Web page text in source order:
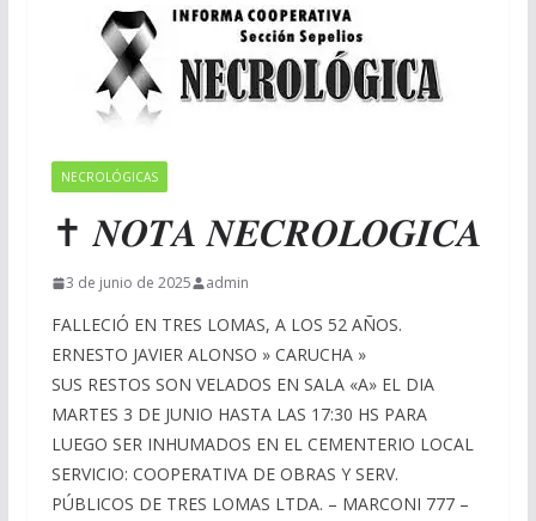
NECROLÓGICAS
✝ 𝑵𝑶𝑻𝑨 𝑵𝑬𝑪𝑹𝑶𝑳𝑶𝑮𝑰𝑪𝑨
3 de junio de 2025 admin
FALLECIÓ EN TRES LOMAS, A LOS 52 AÑOS.
ERNESTO JAVIER ALONSO » CARUCHA »
SUS RESTOS SON VELADOS EN SALA «A» EL DIA
MARTES 3 DE JUNIO HASTA LAS 17:30 HS PARA
LUEGO SER INHUMADOS EN EL CEMENTERIO LOCAL
SERVICIO: COOPERATIVA DE OBRAS Y SERV.
PÚBLICOS DE TRES LOMAS LTDA. – MARCONI 777 –